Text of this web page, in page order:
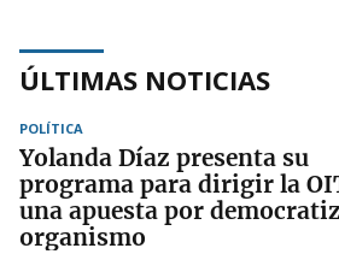
ÚLTIMAS NOTICIAS
POLÍTICA
Yolanda Díaz presenta su
programa para dirigir la
una apuesta por
organismo